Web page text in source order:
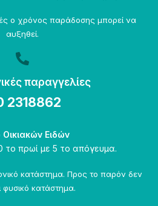
ο χρόνος παράδοσης μπορεί να
αυξηθεί.
παραγγελίες
2318862
Οικιακών Ειδών
το πρωί με 5 το απόγευμα.
κατάστημα. Προς το παρόν δεν
φυσικό κατάστημα.